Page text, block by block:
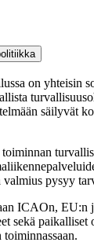
on yhteisin
säilyvät
pysyy
ICAOn, EU:n
sekä